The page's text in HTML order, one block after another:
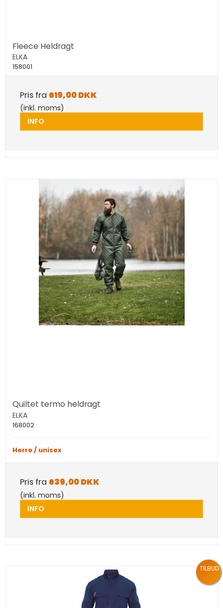
Fleece Heldragt
ELKA
158001
Pris fra 619,00 DKK
(inkl. moms)
INFO
Quiltet termo heldragt
ELKA
168002
Herre / unisex
Pris fra 639,00 DKK
(inkl. moms)
INFO
TILBUD